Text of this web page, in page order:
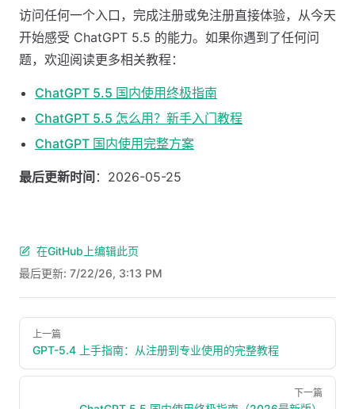
访问任何一个入口，完成注册或免注册直接体验，从今天
开始感受 ChatGPT 5.5 的能力。如果你遇到了任何问
题，欢迎阅读更多相关教程：
ChatGPT 5.5 国内使用终极指南
ChatGPT 5.5 怎么用？新手入门教程
ChatGPT 国内使用完整方案
最后更新时间 ：2026-05-25
在GitHub上编辑此页
最后更新: 7/22/26, 3:13 PM
Pager
上一篇
GPT-5.4 上手指南：从注册到专业使用的完整教程
下一篇